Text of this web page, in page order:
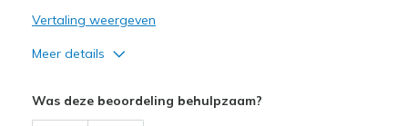
Vertaling weergeven
Meer details
Was deze beoordeling behulpzaam?